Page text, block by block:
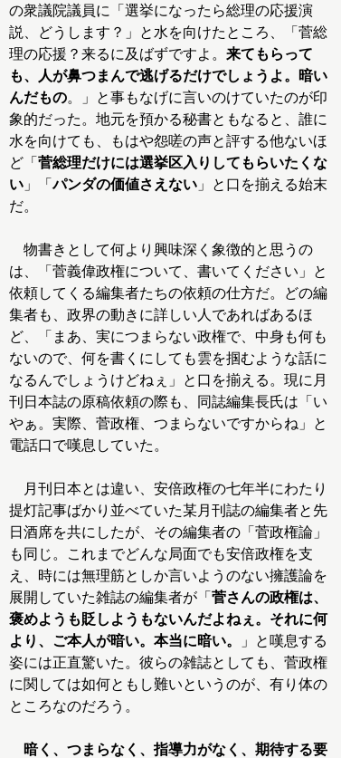
の衆議院議員に「選挙になったら総理の応援演
説、どうします？」と水を向けたところ、「菅総
理の応援？来るに及ばずですよ。 来てもらって
も、人が鼻つまんで逃げるだけでしょうよ。暗い
んだもの。」と事もなげに言いのけていたのが印
象的だった。地元を預かる秘書ともなると、誰に
水を向けても、もはや怨嗟の声と評する他ないほ
ど「 菅総理だけには選挙区入りしてもらいたくな
い 」「パンダの価値さえない 」と口を揃える始末
だ。
物書きとして何より興味深く象徴的と思うの
は、「菅義偉政権について、書いてください」と
依頼してくる編集者たちの依頼の仕方だ。どの編
集者も、政界の動きに詳しい人であればあるほ
ど、「まあ、実につまらない政権で、中身も何も
ないので、何を書くにしても雲を掴むような話に
なるんでしょうけどねぇ」と口を揃える。現に月
刊日本誌の原稿依頼の際も、同誌編集長氏は「い
やぁ。実際、菅政権、つまらないですからね」と
電話口で嘆息していた。
月刊日本とは違い、安倍政権の七年半にわたり
提灯記事ばかり並べていた某月刊誌の編集者と先
日酒席を共にしたが、その編集者の「菅政権論」
も同じ。これまでどんな局面でも安倍政権を支
え、時には無理筋としか言いようのない擁護論を
展開していた雑誌の編集者が「 菅さんの政権は、
褒めようも貶しようもないんだよねぇ。それに何
より、ご本人が暗い。本当に暗い。
」と嘆息する
姿には正直驚いた。彼らの雑誌としても、菅政権
に関しては如何ともし難いというのが、有り体の
ところなのだろう。
暗く、つまらなく、指導力がなく、期待する要